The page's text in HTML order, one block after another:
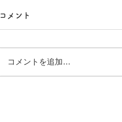
コメント
コメントを追加…